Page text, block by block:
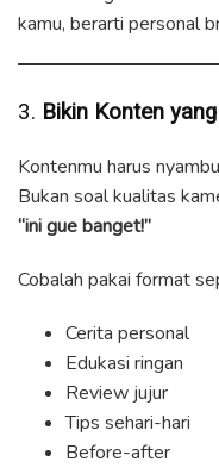
kamu, berarti personal
3. Bikin Konten
Kontenmu harus
Bukan soal kualitas
“ini gue banget!”
Cobalah pakai format
Cerita personal
Edukasi ringan
Review jujur
Tips sehari-hari
Before-after